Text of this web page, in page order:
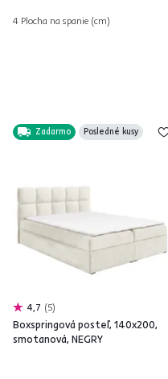
4 Plocha na spanie (cm)
Zadarmo Posledné kusy
4,7 5
Boxspringová posteľ, 140x200,
smotanová, NEGRY